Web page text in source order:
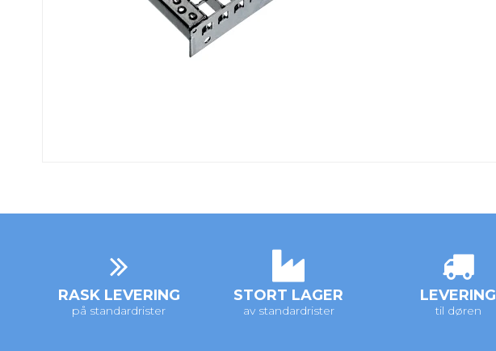
RASK LEVERING
på standardrister
STORT LAGER
av standardrister
LEVERING
til døren